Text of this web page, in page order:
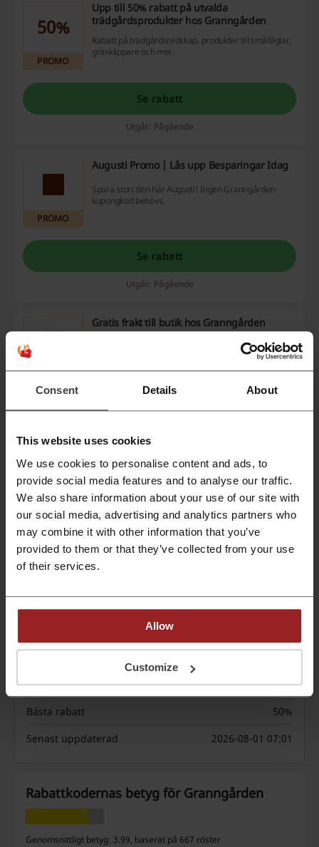
Consent Details About
This website uses cookies
We use cookies to personalise content and ads, to
provide social media features and to analyse our traffic.
We also share information about your use of our site with
our social media, advertising and analytics partners who
may combine it with other information that you’ve
provided to them or that they’ve collected from your use
of their services.
Allow
Customize
50%
PROMO
Upp till 50% rabatt på utvalda
trädgårdsprodukter hos Granngården
Rabatt på trädgårdsredskap, produkter till småfåglar,
gräsklippare och mer.
Se rabatt
Utgår: Pågående
PROMO
Augusti Promo | Lås upp Besparingar Idag
Spara stort den här Augusti! Ingen Granngården-
kupongkod behövs.
Se rabatt
Utgår: Pågående
PROMO
Gratis frakt till butik hos Granngården
Oavsett pris så är frakten gratis till butik.
Visa mig mer
Utgår: Pågående
PROMO
Gratis frakt om du överstiger 500kr hos
Granngården
Frakten gäller till utlämningsställen
Utgår: Pågående
Detaljer om erbjudanden
Erbjudanden
6
Bästa rabatt
50%
Senast uppdaterad
2026-08-01 07:01
Rabattkodernas betyg för Granngården
Genomsnittligt betyg: 3.99, baserat på 667 röster